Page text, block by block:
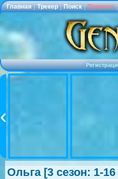
Главная | Трекер | Поиск | Правила |
Ольга [3 сезон: 1-